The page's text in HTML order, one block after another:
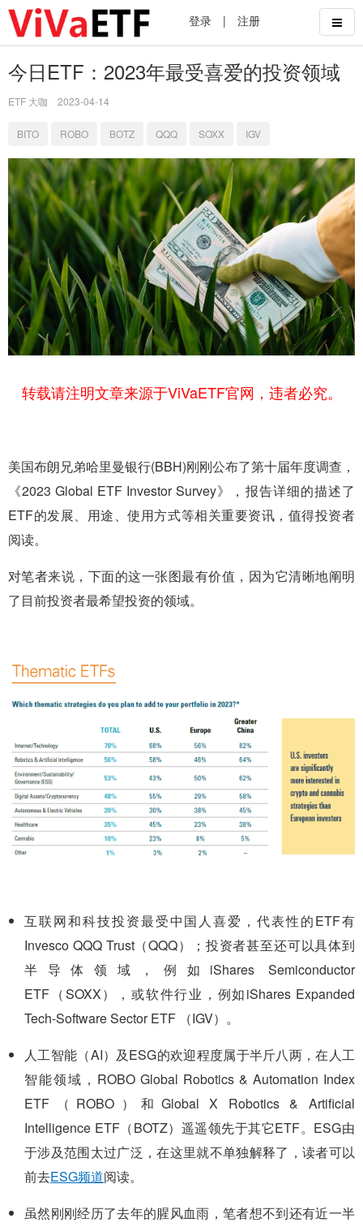
登录 | 注册
今日ETF：2023年最受喜爱的投资领域
ETF 大咖 2023-04-14
BITO ROBO BOTZ QQQ SOXX IGV
转载请注明文章来源于ViVaETF官网，违者必究。
美国布朗兄弟哈里曼银行(BBH)刚刚公布了第十届年度调查，
《2023 Global ETF Investor Survey》，报告详细的描述了
ETF的发展、用途、使用方式等相关重要资讯，值得投资者
阅读。
对笔者来说，下面的这一张图最有价值，因为它清晰地阐明
了目前投资者最希望投资的领域。
互联网和科技投资最受中国人喜爱，代表性的ETF有
Invesco QQQ Trust（QQQ）；投资者甚至还可以具体到
半导体领域，例如iShares Semiconductor
ETF（SOXX），或软件行业，例如iShares Expanded
Tech-Software Sector ETF （IGV）。
人工智能（AI）及ESG的欢迎程度属于半斤八两，在人工
智能领域，ROBO Global Robotics & Automation Index
ETF（ROBO）和Global X Robotics & Artificial
Intelligence ETF（BOTZ）遥遥领先于其它ETF。ESG由
于涉及范围太过广泛，在这里就不单独解释了，读者可以
前去ESG频道阅读。
虽然刚刚经历了去年的腥风血雨，笔者想不到还有近一半